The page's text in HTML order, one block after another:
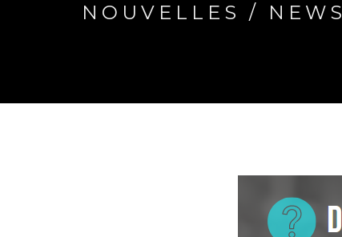
NOUVELLES / NEWS